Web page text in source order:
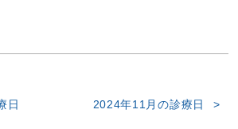
日 2024年11月の診療日